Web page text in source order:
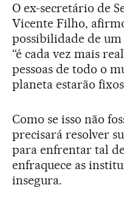
O ex-secretário de
Vicente Filho,
possibilidade de
“é cada vez mais
pessoas de todo o
planeta estarão
Como se isso não
precisará resolver
para enfrentar tal
enfraquece as
insegura.